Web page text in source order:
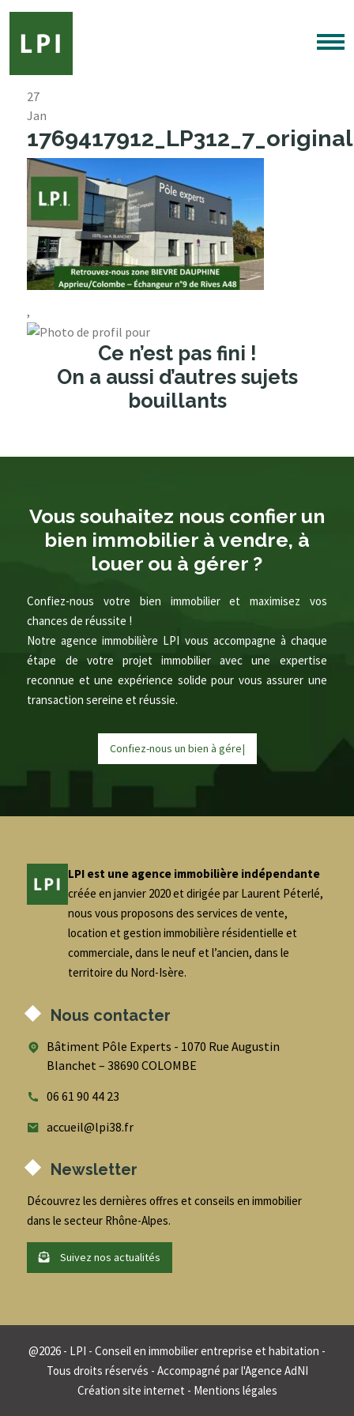
27
Jan
,
Ce n’est pas fini !
On a aussi d’autres sujets
bouillants
Vous souhaitez nous confier un
bien immobilier à vendre, à
louer ou à gérer ?
Confiez-nous votre bien immobilier et maximisez vos
chances de réussite !
Notre agence immobilière LPI vous accompagne à chaque
étape de votre projet immobilier avec une expertise
reconnue et une expérience solide pour vous assurer une
transaction sereine et réussie.
Confiez-nous un bien à gérer
LPI est une agence immobilière indépendante
créée en janvier 2020 et dirigée par Laurent Péterlé,
nous vous proposons des services de vente,
location et gestion immobilière résidentielle et
commerciale, dans le neuf et l’ancien, dans le
territoire du Nord-Isère.
Nous contacter
Bâtiment Pôle Experts - 1070 Rue Augustin
Blanchet – 38690 COLOMBE
06 61 90 44 23
accueil@lpi38.fr
Newsletter
Découvrez les dernières offres et conseils en immobilier
dans le secteur Rhône-Alpes.
Suivez nos actualités
@2026 - LPI - Conseil en immobilier entreprise et habitation -
Tous droits réservés - Accompagné parl'Agence AdNI
Création site internet - Mentions légales